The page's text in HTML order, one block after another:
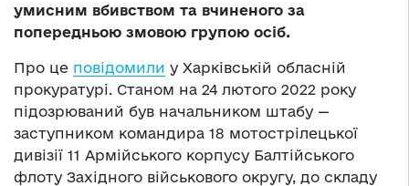
умисним вбивством та вчиненого за
попередньою змовою групою осіб.
Про це повідомили у Харківській обласній
прокуратурі. Станом на 24 лютого 2022 року
підозрюваний був начальником штабу —
заступником командира 18 мотострілецької
дивізії 11 Армійського корпусу Балтійського
флоту Західного військового округу, до складу